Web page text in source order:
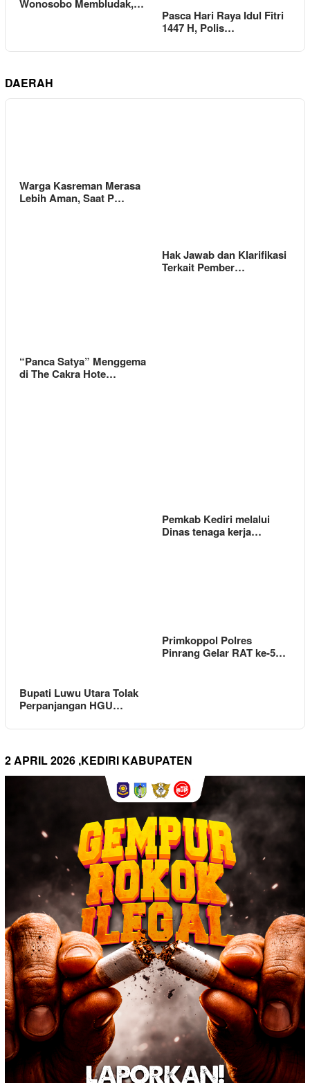
Wonosobo Membludak,…
Pasca Hari Raya Idul Fitri
1447 H, Polis…
DAERAH
Warga Kasreman Merasa
Lebih Aman, Saat P…
Hak Jawab dan Klarifikasi
Terkait Pember…
“Panca Satya” Menggema
di The Cakra Hote…
Pemkab Kediri melalui
Dinas tenaga kerja…
Bupati Luwu Utara Tolak
Perpanjangan HGU…
Primkoppol Polres
Pinrang Gelar RAT ke-5…
2 APRIL 2026 ,KEDIRI KABUPATEN